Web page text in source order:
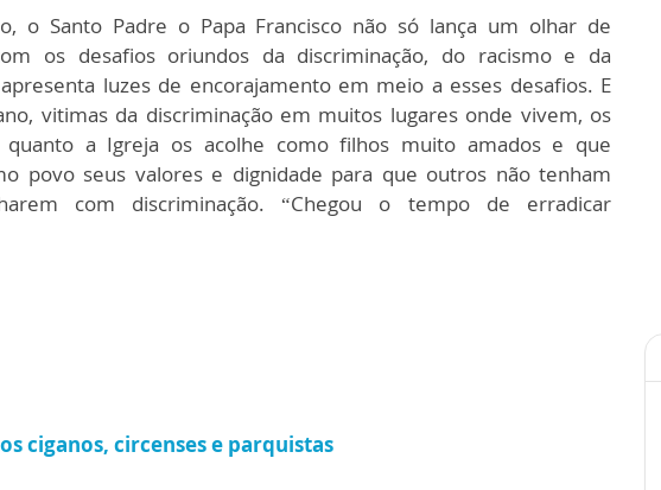
o Santo Padre o Papa Francisco não só lança um olhar de
os desafios oriundos da discriminação, do racismo e da
luzes de encorajamento em meio a esses desafios. E
vitimas da discriminação em muitos lugares onde vivem, os
quanto a Igreja os acolhe como filhos muito amados e que
povo seus valores e dignidade para que outros não tenham
com discriminação. “Chegou o tempo de erradicar
ciganos, circenses e parquistas